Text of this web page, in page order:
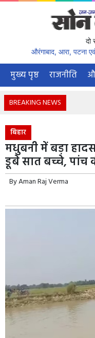
दो
औरंगाबाद, आरा, पटना
मुख्य पृष्ठ राजनीति
BREAKING NEWS
बिहार
मधुबनी में बड़ा
डूबे सात बच्चे, पांच
ByAman Raj Verma